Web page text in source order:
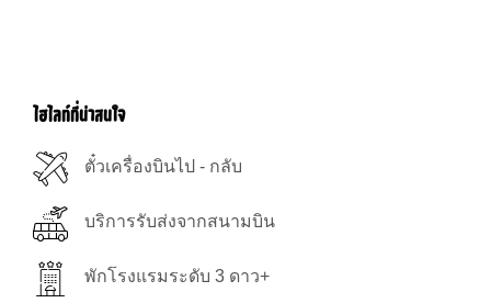
ไฮไลท์ที่น่าสนใจ
ตั๋วเครื่องบินไป - กลับ
บริการรับส่งจากสนามบิน
พักโรงแรมระดับ 3 ดาว+